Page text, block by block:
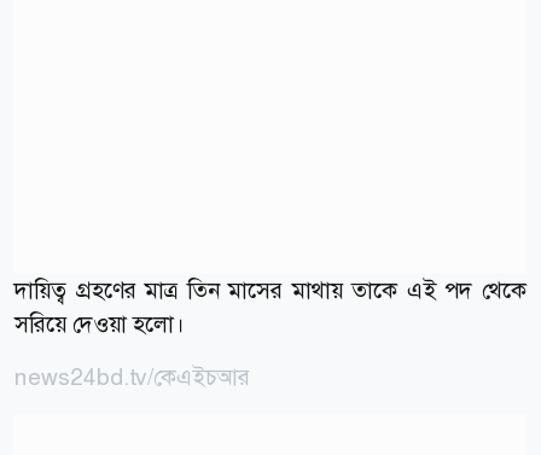
দায়িত্ব গ্রহণের মাত্র তিন মাসের মাথায় তাকে এই পদ থেকে
সরিয়ে দেওয়া হলো।
news24bd.tv/কেএইচআর